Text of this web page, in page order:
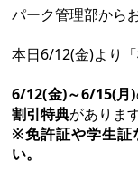
パーク管理部から
本日6/12(金)より
6/12(金)～6/15(月)
割引特典がありま
※免許証や学生証
い。